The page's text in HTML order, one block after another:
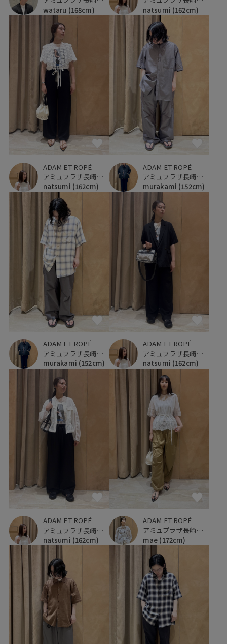
wataru (168cm)
natsumi (162cm)
ADAM ET ROPÉ
アミュプラザ長崎新館
natsumi (162cm)
ADAM ET ROPÉ
アミュプラザ長崎新館
murakami (152cm)
ADAM ET ROPÉ
アミュプラザ長崎新館
murakami (152cm)
ADAM ET ROPÉ
アミュプラザ長崎新館
natsumi (162cm)
ADAM ET ROPÉ
アミュプラザ長崎新館
natsumi (162cm)
ADAM ET ROPÉ
アミュプラザ長崎新館
mae (172cm)